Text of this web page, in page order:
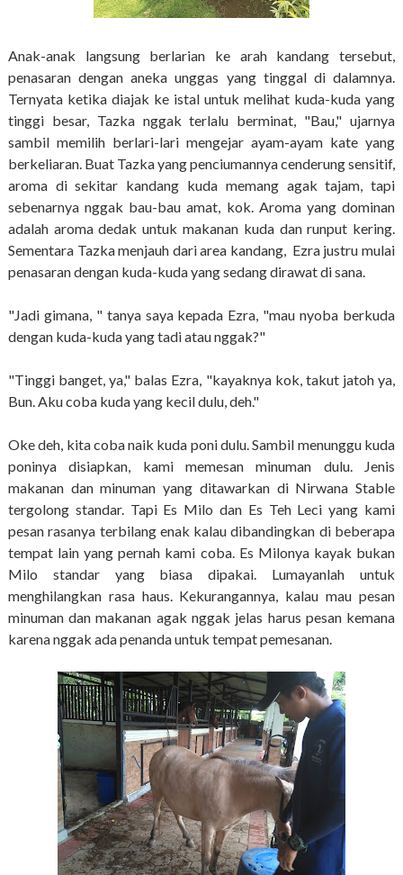
Anak-anak langsung berlarian ke arah kandang tersebut,
penasaran dengan aneka unggas yang tinggal di dalamnya.
Ternyata ketika diajak ke istal untuk melihat kuda-kuda yang
tinggi besar, Tazka nggak terlalu berminat, "Bau," ujarnya
sambil memilih berlari-lari mengejar ayam-ayam kate yang
berkeliaran. Buat Tazka yang penciumannya cenderung sensitif,
aroma di sekitar kandang kuda memang agak tajam, tapi
sebenarnya nggak bau-bau amat, kok. Aroma yang dominan
adalah aroma dedak untuk makanan kuda dan runput kering.
Sementara Tazka menjauh dari area kandang, Ezra justru mulai
penasaran dengan kuda-kuda yang sedang dirawat di sana.
"Jadi gimana, " tanya saya kepada Ezra, "mau nyoba berkuda
dengan kuda-kuda yang tadi atau nggak?"
"Tinggi banget, ya," balas Ezra, "kayaknya kok, takut jatoh ya,
Bun. Aku coba kuda yang kecil dulu, deh."
Oke deh, kita coba naik kuda poni dulu. Sambil menunggu kuda
poninya disiapkan, kami memesan minuman dulu. Jenis
makanan dan minuman yang ditawarkan di Nirwana Stable
tergolong standar. Tapi Es Milo dan Es Teh Leci yang kami
pesan rasanya terbilang enak kalau dibandingkan di beberapa
tempat lain yang pernah kami coba. Es Milonya kayak bukan
Milo standar yang biasa dipakai. Lumayanlah untuk
menghilangkan rasa haus. Kekurangannya, kalau mau pesan
minuman dan makanan agak nggak jelas harus pesan kemana
karena nggak ada penanda untuk tempat pemesanan.